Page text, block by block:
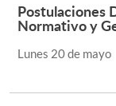
Postulaciones
Normativo y
Lunes 20 de mayo